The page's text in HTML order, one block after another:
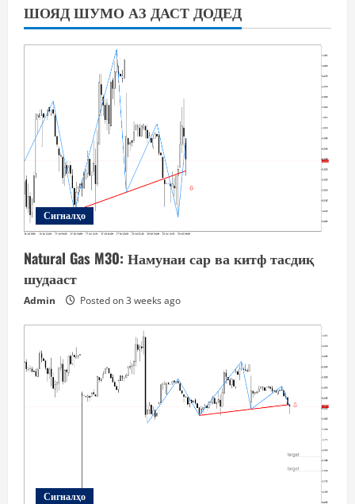
ШОЯД ШУМО АЗ ДАСТ ДОДЕД
Сигналҳо
Natural Gas M30: Намунаи сар ва китф тасдиқ
шудааст
Admin Posted on 3 weeks ago
Сигналҳо